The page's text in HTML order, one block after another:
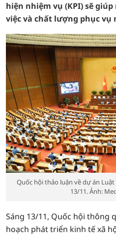
hiện nhiệm vụ (KPI) sẽ
việc và chất lượng phục vụ
Quốc hội thảo luận về dự án
13/11. Ảnh:
Sáng 13/11, Quốc hội thông
hoạch phát triển kinh tế xã